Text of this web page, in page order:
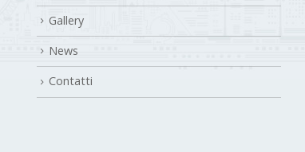
Gallery
News
Contatti